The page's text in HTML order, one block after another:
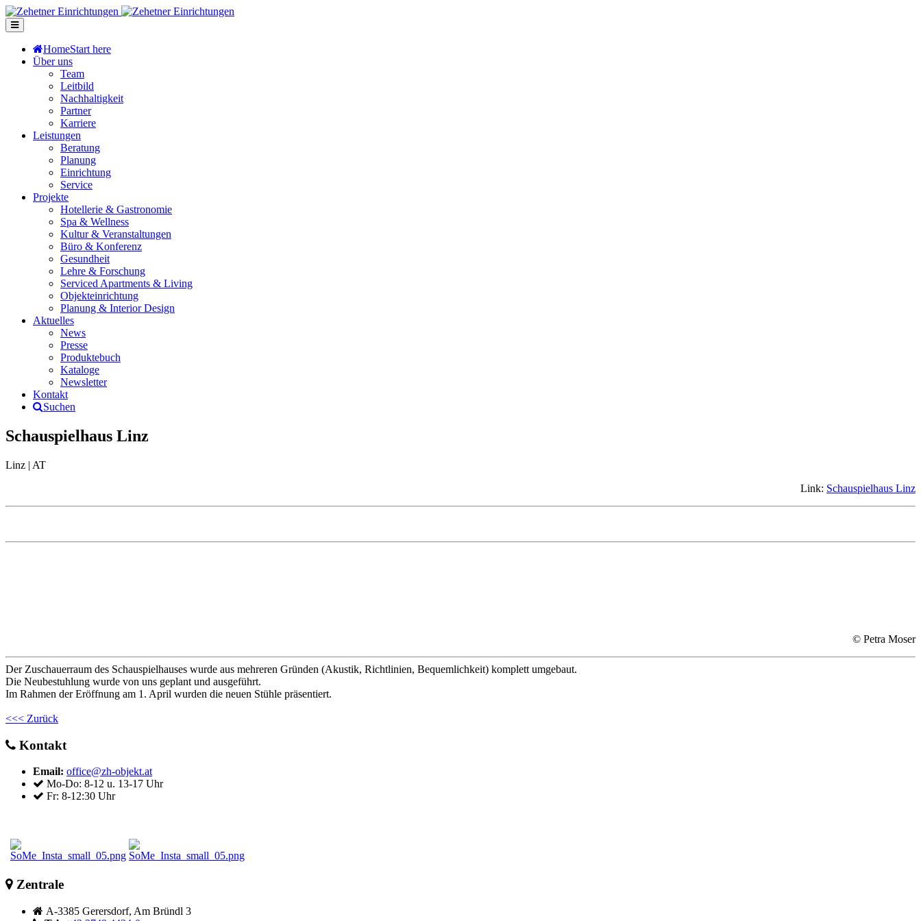
HomeStart here
Über uns
Team
Leitbild
Nachhaltigkeit
Partner
Karriere
Leistungen
Beratung
Planung
Einrichtung
Service
Projekte
Hotellerie & Gastronomie
Spa & Wellness
Kultur & Veranstaltungen
Büro & Konferenz
Gesundheit
Lehre & Forschung
Serviced Apartments & Living
Objekteinrichtung
Planung & Interior Design
Aktuelles
News
Presse
Produktebuch
Kataloge
Newsletter
Kontakt
Suchen
Schauspielhaus Linz
Linz | AT
Link: Schauspielhaus Linz
© Petra Moser
Der Zuschauerraum des Schauspielhauses wurde aus mehreren Gründen (Akustik, Richtlinien, Bequemlichkeit) komplett umgebaut.
Die Neubestuhlung wurde von uns geplant und ausgeführt.
Im Rahmen der Eröffnung am 1. April wurden die neuen Stühle präsentiert.
<<< Zurück
Kontakt
Email: office@zh-objekt.at
Mo-Do: 8-12 u. 13-17 Uhr
Fr: 8-12:30 Uhr
Zentrale
A-3385 Gerersdorf, Am Bründl 3